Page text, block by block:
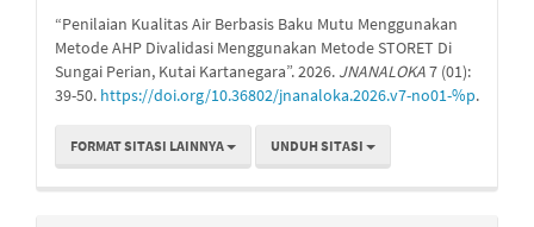
“Penilaian Kualitas Air Berbasis Baku Mutu Menggunakan
Metode AHP Divalidasi Menggunakan Metode STORET Di
Sungai Perian, Kutai Kartanegara”. 2026. JNANALOKA7 (01):
39-50. https://doi.org/10.36802/jnanaloka.2026.v7-no01-%p.
FORMAT SITASI LAINNYA UNDUH SITASI